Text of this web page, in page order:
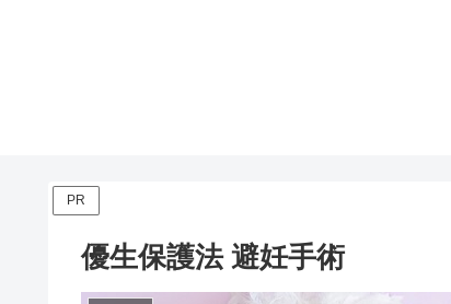
PR
優生保護法 避妊手術